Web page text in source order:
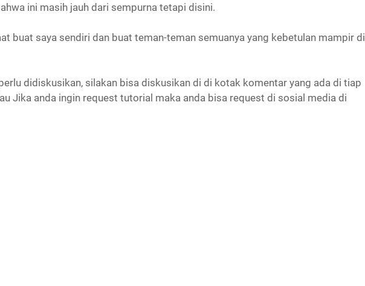
ini masih jauh dari sempurna tetapi disini.
buat saya sendiri dan buat teman-teman semuanya yang kebetulan mampir di
didiskusikan, silakan bisa diskusikan di di kotak komentar yang ada di tiap
Jika anda ingin request tutorial maka anda bisa request di sosial media di